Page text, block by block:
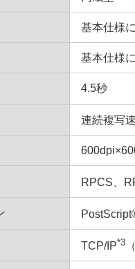
基本仕様
基本仕様
4.5秒
連続複写
RPCS、
TCP/IP*3